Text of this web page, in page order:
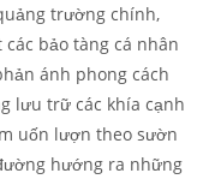
trường chính,
bảo tàng cá nhân
ánh phong cách
lưu trữ các khía cạnh
uốn lượn theo sườn
hướng ra những